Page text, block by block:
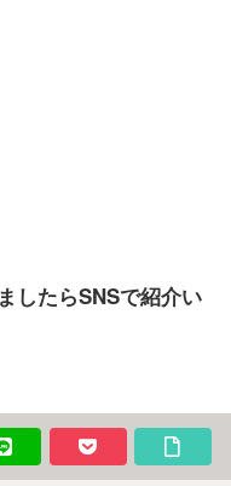
したらSNSで紹介い